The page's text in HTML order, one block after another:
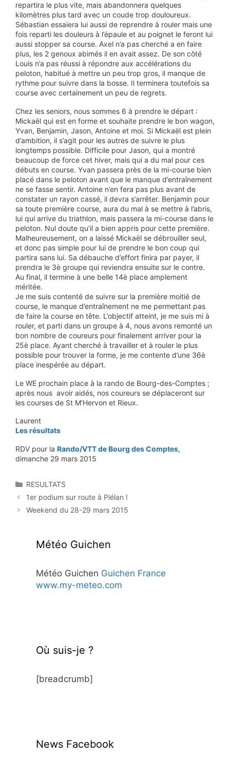
repartira le plus vite, mais abandonnera quelques
kilomètres plus tard avec un coude trop douloureux.
Sébastian essaiera lui aussi de reprendre à rouler mais une
fois reparti les douleurs à l’épaule et au poignet le feront lui
aussi stopper sa course. Axel n’a pas cherché a en faire
plus, les 2 genoux abimés il en avait assez. De son côté
Louis n’a pas réussi à répondre aux accélérations du
peloton, habitué à mettre un peu trop gros, il manque de
rythme pour suivre dans la bosse. Il terminera toutefois sa
course avec certainement un peu de regrets.
Chez les seniors, nous sommes 6 à prendre le départ :
Mickaël qui est en forme et souhaite prendre le bon wagon,
Yvan, Benjamin, Jason, Antoine et moi. Si Mickaël est plein
d’ambition, il s’agit pour les autres de suivre le plus
longtemps possible. Difficile pour Jason, qui a montré
beaucoup de force cet hiver, mais qui a du mal pour ces
débuts en course. Yvan passera près de la mi-course bien
placé dans le peloton avant que le manque d’entraînement
ne se fasse sentir. Antoine n’en fera pas plus avant de
constater un rayon cassé, il devra s’arrêter. Benjamin pour
sa toute première course, aura du mal à se mettre à l’abris,
lui qui arrive du triathlon, mais passera la mi-course dans le
peloton. Nul doute qu’il a bien appris pour cette première.
Malheureusement, on a laissé Mickaël se débrouiller seul,
et donc pas simple pour lui de prendre le bon coup qui
partira sans lui. Sa débauche d’effort finira par payer, il
prendra le 3è groupe qui reviendra ensuite sur le contre.
Au final, il termine à une belle 14è place amplement
méritée.
Je me suis contenté de suivre sur la première moitié de
course, le manque d’entraînement ne me permettant pas
de faire la course en tête. L’objectif atteint, je me suis mi à
rouler, et parti dans un groupe à 4, nous avons remonté un
bon nombre de coureurs pour finalement arriver pour la
25è place. Ayant cherché à travailler et à rouler le plus
possible pour trouver la forme, je me contente d’une 36è
place inespérée au départ.
Le WE prochain place à la rando de Bourg-des-Comptes ;
après nous avoir aidés, nos coureurs se déplaceront sur
les courses de St M’Hervon et Rieux.
Laurent
Les résultats
RDV pour la Rando/VTT de Bourg des Comptes,
dimanche 29 mars 2015
Catégories
RESULTATS
1er podium sur route à Plélan !
Weekend du 28-29 mars 2015
Météo Guichen
Météo Guichen Guichen France
www.my-meteo.com
Où suis-je ?
[breadcrumb]
News Facebook